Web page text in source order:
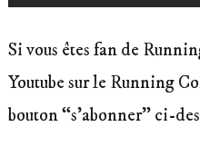
Si vous êtes fan de
Youtube sur le Running
bouton “s’abonner” ci-